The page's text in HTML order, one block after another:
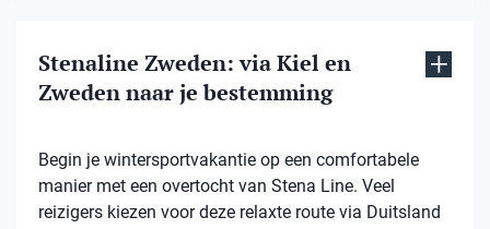
Stenaline Zweden: via Kiel en
Zweden naar je bestemming
Begin je wintersportvakantie op een comfortabele
manier met een overtocht van Stena Line. Veel
reizigers kiezen voor deze relaxte route via Duitsland